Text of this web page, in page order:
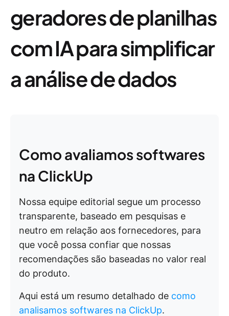
geradores de planilhas
com IA para simplificar
a análise de dados
Como avaliamos softwares
na ClickUp
Nossa equipe editorial segue um processo
transparente, baseado em pesquisas e
neutro em relação aos fornecedores, para
que você possa confiar que nossas
recomendações são baseadas no valor real
do produto.
Aqui está um resumo detalhado de como
analisamos softwares na ClickUp.